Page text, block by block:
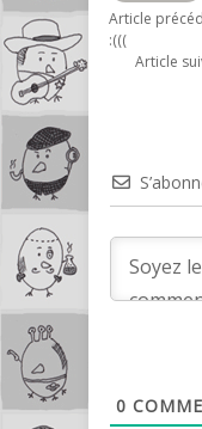
Article
:(((
Article
0